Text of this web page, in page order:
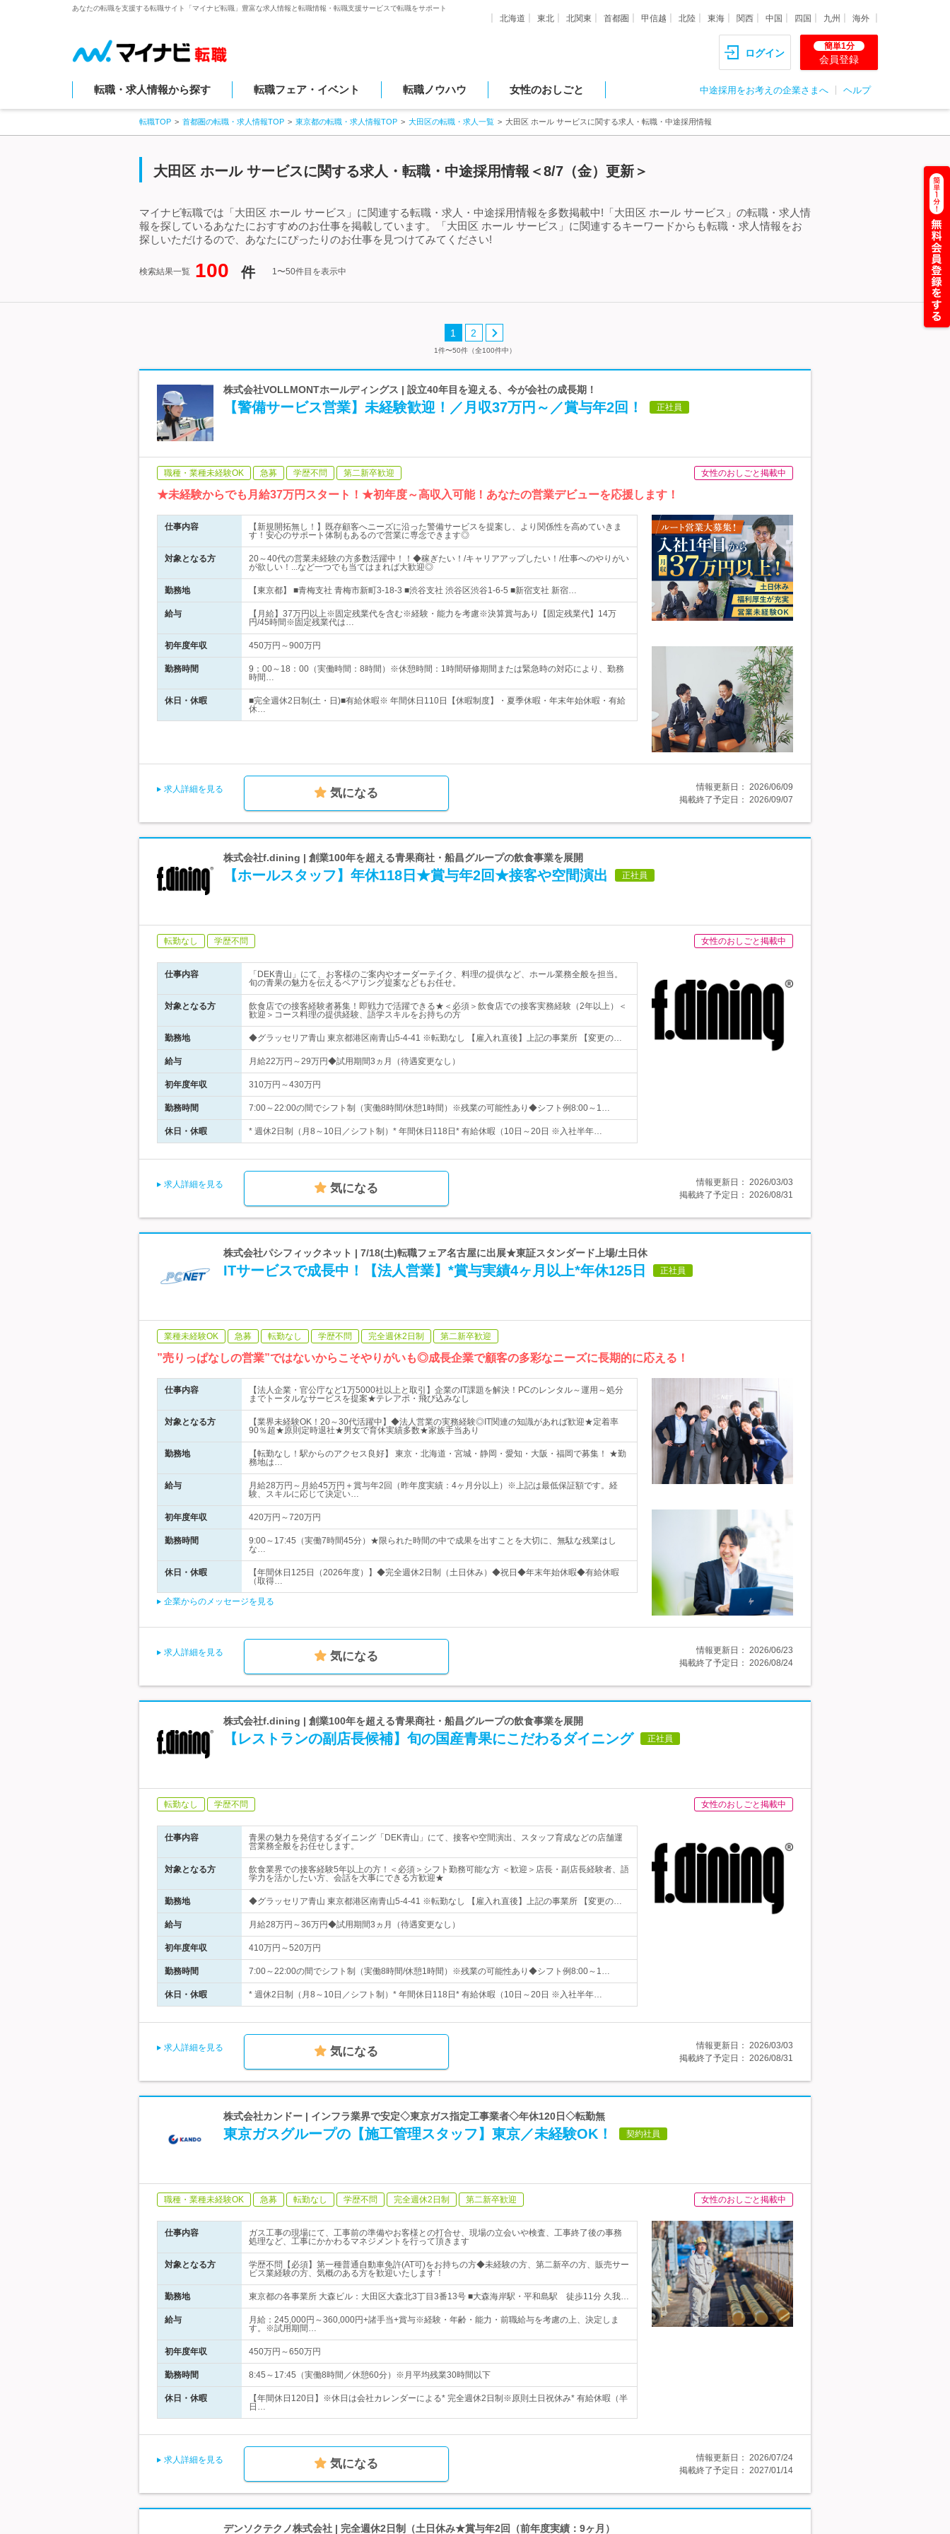
あなたの転職を支援する転職サイト「マイナビ転職」豊富な求人情報と転職情報・転職支援サービスで転職をサポート
北海道 東北 北関東 首都圏 甲信越 北陸 東海 関西 中国 四国 九州 海外
ログイン
簡単1分
会員登録
転職・求人情報から探す 転職フェア・イベント 転職ノウハウ 女性のおしごと 中途採用をお考えの企業さまへ ヘルプ
転職TOP 首都圏の転職・求人情報TOP 東京都の転職・求人情報TOP 大田区の転職・求人一覧 大田区 ホール サービスに関する求人・転職・中途採用情報
大田区 ホール サービスに関する求人・転職・中途採用情報＜8/7（金）更新＞
マイナビ転職では「大田区 ホール サービス」に関連する転職・求人・中途採用情報を多数掲載中!「大田区 ホール サービス」の転職・求人情
報を探しているあなたにおすすめのお仕事を掲載しています。「大田区 ホール サービス」に関連するキーワードからも転職・求人情報をお
探しいただけるので、あなたにぴったりのお仕事を見つけてみてください!
検索結果一覧 100 件 1〜50件目を表示中
1 2
1件〜50件（全100件中）
株式会社VOLLMONTホールディングス | 設立40年目を迎える、今が会社の成長期！
【警備サービス営業】未経験歓迎！／月収37万円～／賞与年2回！ 正社員
職種・業種未経験OK 急募 学歴不問 第二新卒歓迎 女性のおしごと掲載中
★未経験からでも月給37万円スタート！★初年度～高収入可能！あなたの営業デビューを応援します！
仕事内容
【新規開拓無し！】既存顧客へニーズに沿った警備サービスを提案し、より関係性を高めていきま
す！安心のサポート体制もあるので営業に専念できます◎
対象となる方
20～40代の営業未経験の方多数活躍中！！◆稼ぎたい！/キャリアアップしたい！/仕事へのやりがい
が欲しい！...など一つでも当てはまれば大歓迎◎
勤務地 【東京都】 ■青梅支社 青梅市新町3-18-3 ■渋谷支社 渋谷区渋谷1-6-5 ■新宿支社 新宿…
給与
【月給】37万円以上※固定残業代を含む※経験・能力を考慮※決算賞与あり【固定残業代】14万
円/45時間※固定残業代は…
初年度年収 450万円～900万円
勤務時間
9：00～18：00（実働時間：8時間）※休憩時間：1時間研修期間または緊急時の対応により、勤務
時間…
休日・休暇
■完全週休2日制(土・日)■有給休暇※ 年間休日110日【休暇制度】・夏季休暇・年末年始休暇・有給
休…
求人詳細を見る 気になる 情報更新日： 2026/06/09
掲載終了予定日： 2026/09/07
株式会社f.dining | 創業100年を超える青果商社・船昌グループの飲食事業を展開
【ホールスタッフ】年休118日★賞与年2回★接客や空間演出 正社員
転勤なし 学歴不問 女性のおしごと掲載中
仕事内容
「DEK青山」にて、お客様のご案内やオーダーテイク、料理の提供など、ホール業務全般を担当。
旬の青果の魅力を伝えるペアリング提案などもお任せ。
対象となる方
飲食店での接客経験者募集！即戦力で活躍できる★＜必須＞飲食店での接客実務経験（2年以上）＜
歓迎＞コース料理の提供経験、語学スキルをお持ちの方
勤務地 ◆グラッセリア青山 東京都港区南青山5-4-41 ※転勤なし 【雇入れ直後】上記の事業所 【変更の…
給与 月給22万円～29万円◆試用期間3ヵ月（待遇変更なし）
初年度年収 310万円～430万円
勤務時間 7:00～22:00の間でシフト制（実働8時間/休憩1時間）※残業の可能性あり◆シフト例8:00～1…
休日・休暇 * 週休2日制（月8～10日／シフト制）* 年間休日118日* 有給休暇（10日～20日 ※入社半年…
求人詳細を見る 気になる 情報更新日： 2026/03/03
掲載終了予定日： 2026/08/31
株式会社パシフィックネット | 7/18(土)転職フェア名古屋に出展★東証スタンダード上場/土日休
ITサービスで成長中！【法人営業】*賞与実績4ヶ月以上*年休125日 正社員
業種未経験OK 急募 転勤なし 学歴不問 完全週休2日制 第二新卒歓迎
”売りっぱなしの営業”ではないからこそやりがいも◎成長企業で顧客の多彩なニーズに長期的に応える！
仕事内容
【法人企業・官公庁など1万5000社以上と取引】企業のIT課題を解決！PCのレンタル～運用～処分
までトータルなサービスを提案★テレアポ・飛び込みなし
対象となる方
【業界未経験OK！20～30代活躍中】◆法人営業の実務経験◎IT関連の知識があれば歓迎★定着率
90％超★原則定時退社★男女で育休実績多数★家族手当あり
勤務地
【転勤なし！駅からのアクセス良好】 東京・北海道・宮城・静岡・愛知・大阪・福岡で募集！ ★勤
務地は…
給与
月給28万円～月給45万円＋賞与年2回（昨年度実績：4ヶ月分以上）※上記は最低保証額です。経
験、スキルに応じて決定い…
初年度年収 420万円～720万円
勤務時間
9:00～17:45（実働7時間45分）★限られた時間の中で成果を出すことを大切に、無駄な残業はし
な…
休日・休暇
【年間休日125日（2026年度）】◆完全週休2日制（土日休み）◆祝日◆年末年始休暇◆有給休暇
（取得…
企業からのメッセージを見る
求人詳細を見る 気になる 情報更新日： 2026/06/23
掲載終了予定日： 2026/08/24
株式会社f.dining | 創業100年を超える青果商社・船昌グループの飲食事業を展開
【レストランの副店長候補】旬の国産青果にこだわるダイニング 正社員
転勤なし 学歴不問 女性のおしごと掲載中
仕事内容
青果の魅力を発信するダイニング「DEK青山」にて、接客や空間演出、スタッフ育成などの店舗運
営業務全般をお任せします。
対象となる方
飲食業界での接客経験5年以上の方！＜必須＞シフト勤務可能な方 ＜歓迎＞店長・副店長経験者、語
学力を活かしたい方、会話を大事にできる方歓迎★
勤務地 ◆グラッセリア青山 東京都港区南青山5-4-41 ※転勤なし 【雇入れ直後】上記の事業所 【変更の…
給与 月給28万円～36万円◆試用期間3ヵ月（待遇変更なし）
初年度年収 410万円～520万円
勤務時間 7:00～22:00の間でシフト制（実働8時間/休憩1時間）※残業の可能性あり◆シフト例8:00～1…
休日・休暇 * 週休2日制（月8～10日／シフト制）* 年間休日118日* 有給休暇（10日～20日 ※入社半年…
求人詳細を見る 気になる 情報更新日： 2026/03/03
掲載終了予定日： 2026/08/31
株式会社カンドー | インフラ業界で安定◇東京ガス指定工事業者◇年休120日◇転勤無
東京ガスグループの【施工管理スタッフ】東京／未経験OK！ 契約社員
職種・業種未経験OK 急募 転勤なし 学歴不問 完全週休2日制 第二新卒歓迎 女性のおしごと掲載中
仕事内容
ガス工事の現場にて、工事前の準備やお客様との打合せ、現場の立会いや検査、工事終了後の事務
処理など、工事にかかわるマネジメントを行って頂きます
対象となる方
学歴不問【必須】第一種普通自動車免許(AT可)をお持ちの方◆未経験の方、第二新卒の方、販売サー
ビス業経験の方、気概のある方を歓迎いたします！
勤務地 東京都の各事業所 大森ビル：大田区大森北3丁目3番13号 ■大森海岸駅・平和島駅 徒歩11分 久我…
給与
月給：245,000円～360,000円+諸手当+賞与※経験・年齢・能力・前職給与を考慮の上、決定しま
す。※試用期間…
初年度年収 450万円～650万円
勤務時間 8:45～17:45（実働8時間／休憩60分）※月平均残業30時間以下
休日・休暇
【年間休日120日】※休日は会社カレンダーによる* 完全週休2日制※原則土日祝休み* 有給休暇（半
日…
求人詳細を見る 気になる 情報更新日： 2026/07/24
掲載終了予定日： 2027/01/14
デンソクテクノ株式会社 | 完全週休2日制（土日休み★賞与年2回（前年度実績：9ヶ月）